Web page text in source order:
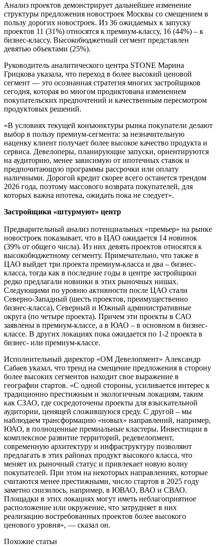
Анализ проектов демонстрирует дальнейшее изменение
структуры предложения новостроек Москвы со смещением в
пользу дорогих новостроек. Из 36 ожидаемых к запуску
проектов 11 (31%) относятся к премиум-классу, 16 (44%) – к
бизнес-классу. Высокобюджетный сегмент представлен
девятью объектами (25%).
Руководитель аналитического центра STONE Марина
Грицкова указала, что переход в более высокий ценовой
сегмент — это осознанная стратегия многих застройщиков
сегодня, которая во многом продиктована изменением
покупательских предпочтений и качественным пересмотром
продуктовых решений.
«В условиях текущей конъюнктуры рынка покупатели делают
выбор в пользу премиум-сегмента: за незначительную
наценку клиент получает более высокое качество продукта и
сервиса. Девелоперы, планирующие запуски, ориентируются
на аудиторию, менее зависимую от ипотечных ставок и
предпочитающую программы рассрочки или оплату
наличными. Дорогой кредит скорее всего останется трендом
2026 года, поэтому массового возврата покупателей, для
которых важна ипотека, ожидать пока не следует».
Застройщики «штурмуют» центр
Предварительный анализ потенциальных «премьер» на рынке
новостроек показывает, что в ЦАО ожидается 14 новинок
(39% от общего числа). Из них девять проектов относятся к
высокобюджетному сегменту. Примечательно, что также в
ЦАО выйдет три проекта премиум-класса и два – бизнес-
класса, тогда как в последние годы в центре застройщики
редко предлагали новинки в этих рыночных нишах.
Следующими по уровню активности после ЦАО стали
Северно-Западный (шесть проектов, преимущественно
бизнес-класса), Северный и Южный административные
округа (по четыре проекта). Причем эти проекты в САО
заявлены в премиум-классе, а в ЮАО – в основном в бизнес-
классе. В других локациях пока ожидается по 1-2 проекта в
бизнес- или премиум-классе.
Исполнительный директор «ОМ Девелопмент» Александр
Сабаев указал, что тренд на смещение предложения в сторону
более высоких сегментов находит свое выражение в
географии стартов. «С одной стороны, усиливается интерес к
традиционно престижным и экологичным локациям, таким
как СЗАО, где сосредоточены проекты для взыскательной
аудитории, ценящей сложившуюся среду. С другой – мы
наблюдаем трансформацию «новых» направлений, например,
ЮАО, в полноценные премиальные кластеры. Инвестиции в
комплексное развитие территорий, редевелопмент,
современную архитектуру и инфраструктуру позволяют
предлагать в этих районах продукт высокого класса, что
меняет их рыночный статус и привлекает новую волну
покупателей. При этом на некоторых направлениях, которые
считаются менее престижными, число стартов в 2025 году
заметно снизилось, например, в ЮВАО, ВАО и СВАО.
Площадки в этих локациях могут иметь неблагоприятное
расположение или окружение, что затрудняет в них
реализацию востребованных проектов более высокого
ценового уровня», — сказал он.
Похожие статьи